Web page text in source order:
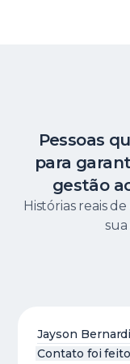
Pessoas
para
gestão
Histórias reais
Jayson Bernardi
Contato foi